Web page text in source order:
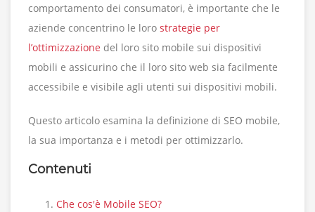
comportamento dei consumatori, è importante che le
aziende concentrino le loro strategie per
l’ottimizzazione del loro sito mobile sui dispositivi
mobili e assicurino che il loro sito web sia facilmente
accessibile e visibile agli utenti sui dispositivi mobili.
Questo articolo esamina la definizione di SEO mobile,
la sua importanza e i metodi per ottimizzarlo.
Contenuti
Che cos'è Mobile SEO?